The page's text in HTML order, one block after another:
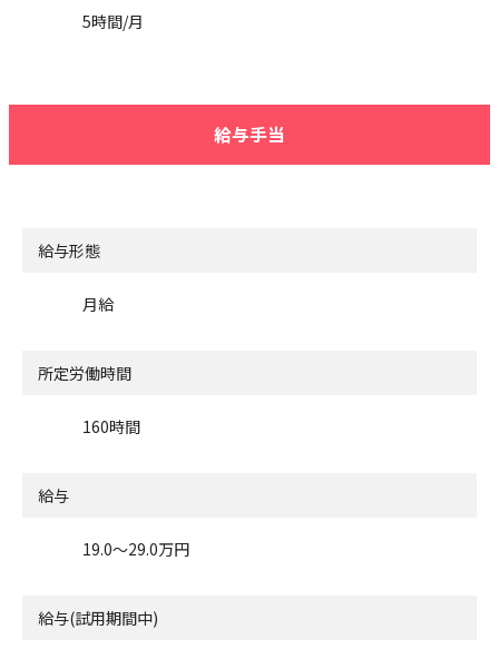
5時間/月
給与手当
給与形態
月給
所定労働時間
160時間
給与
19.0〜29.0万円
給与(試用期間中)